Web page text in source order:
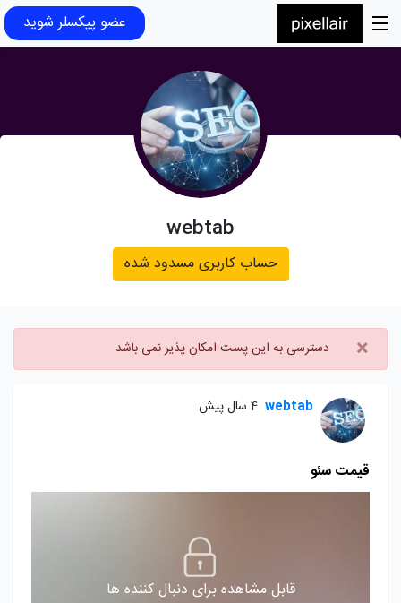
عضو پیکسلر شوید
webtab
حساب کاربری مسدود شده
× دسترسی به این پست امکان پذیر نمی باشد
webtab 4 سال پیش
قیمت سئو
قابل مشاهده برای دنبال کننده ها